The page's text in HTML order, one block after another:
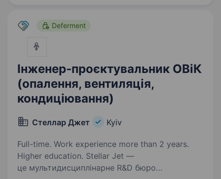
Deferment
Інженер-проєктувальник ОВіК
(опалення, вентиляція,
кондиціювання)
Стеллар Джет Kyiv
Full-time. Work experience more than 2 years.
Higher education. Stellar Jet —
це мультидисциплінарне R&D бюро